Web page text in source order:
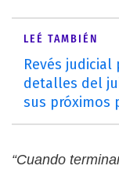
LEÉ TAMBIÉN
Revés judicial
detalles del
sus próximos
“Cuando